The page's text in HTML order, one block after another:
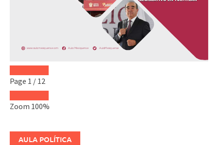
Page 1 / 12
Zoom 100%
AULA POLÍTICA